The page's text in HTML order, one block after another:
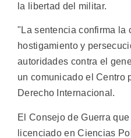
la libertad del militar.
"La sentencia confirma la
hostigamiento y
autoridades contra el
un comunicado el Centro
Derecho Internacional.
El Consejo de Guerra
licenciado en Ciencias